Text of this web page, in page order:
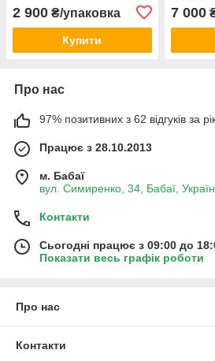
2 900 ₴/упаковка
Купити
7 000
Про нас
97% позитивних з 62 відгуків за
Працює з 28.10.2013
м. Бабаї
вул. Симиренко, 34, Бабаї,
Контакти
Сьогодні працює з 09:00 до
Показати весь графік роботи
Про нас
Контакти